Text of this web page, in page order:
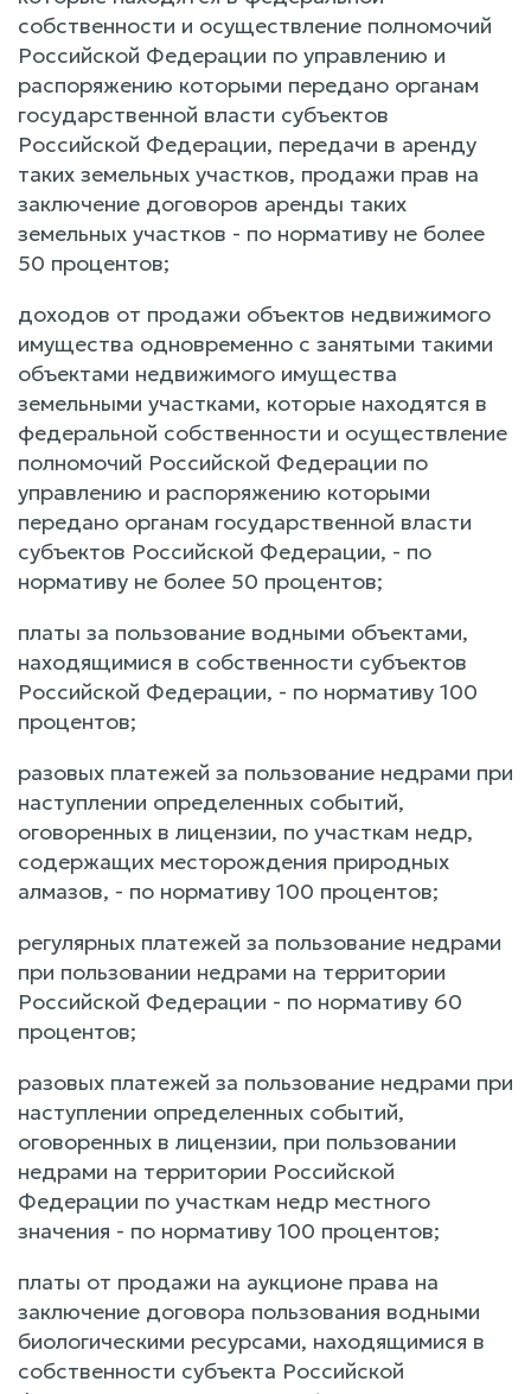
собственности и осуществление полномочий
Российской Федерации по управлению и
распоряжению которыми передано органам
государственной власти субъектов
Российской Федерации, передачи в аренду
таких земельных участков, продажи прав на
заключение договоров аренды таких
земельных участков - по нормативу не более
50 процентов;
доходов от продажи объектов недвижимого
имущества одновременно с занятыми такими
объектами недвижимого имущества
земельными участками, которые находятся в
федеральной собственности и осуществление
полномочий Российской Федерации по
управлению и распоряжению которыми
передано органам государственной власти
субъектов Российской Федерации, - по
нормативу не более 50 процентов;
платы за пользование водными объектами,
находящимися в собственности субъектов
Российской Федерации, - по нормативу 100
процентов;
разовых платежей за пользование недрами при
наступлении определенных событий,
оговоренных в лицензии, по участкам недр,
содержащих месторождения природных
алмазов, - по нормативу 100 процентов;
регулярных платежей за пользование недрами
при пользовании недрами на территории
Российской Федерации - по нормативу 60
процентов;
разовых платежей за пользование недрами при
наступлении определенных событий,
оговоренных в лицензии, при пользовании
недрами на территории Российской
Федерации по участкам недр местного
значения - по нормативу 100 процентов;
платы от продажи на аукционе права на
заключение договора пользования водными
биологическими ресурсами, находящимися в
собственности субъекта Российской